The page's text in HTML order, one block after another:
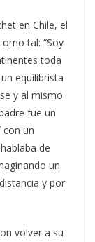
en Chile, el
tal: “Soy
toda
equilibrista
y al mismo
fue un
con un
de
un
y por
volver a su